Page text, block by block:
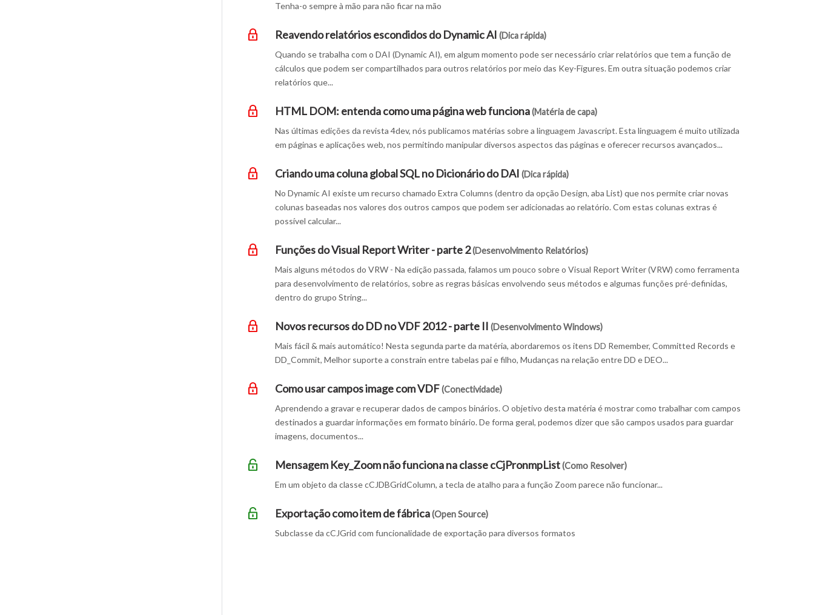
Tenha-o sempre à mão para não ficar na mão
Reavendo relatórios escondidos do Dynamic AI (Dica rápida)
Quando se trabalha com o DAI (Dynamic AI), em algum momento pode ser necessário criar relatórios que tem a função de
cálculos que podem ser compartilhados para outros relatórios por meio das Key-Figures. Em outra situação podemos criar
relatórios que...
HTML DOM: entenda como uma página web funciona(Matéria de capa)
Nas últimas edições da revista 4dev, nós publicamos matérias sobre a linguagem Javascript. Esta linguagem é muito utilizada
em páginas e aplicações web, nos permitindo manipular diversos aspectos das páginas e oferecer recursos avançados...
Criando uma coluna global SQL no Dicionário do DAI (Dica rápida)
No Dynamic AI existe um recurso chamado Extra Columns (dentro da opção Design, aba List) que nos permite criar novas
colunas baseadas nos valores dos outros campos que podem ser adicionadas ao relatório. Com estas colunas extras é
possível calcular...
Funções do Visual Report Writer - parte 2(Desenvolvimento Relatórios)
Mais alguns métodos do VRW - Na edição passada, falamos um pouco sobre o Visual Report Writer (VRW) como ferramenta
para desenvolvimento de relatórios, sobre as regras básicas envolvendo seus métodos e algumas funções pré-definidas,
dentro do grupo String...
Novos recursos do DD no VDF 2012 - parte II (Desenvolvimento Windows)
Mais fácil & mais automático! Nesta segunda parte da matéria, abordaremos os itens DD Remember, Committed Records e
DD_Commit, Melhor suporte a constrain entre tabelas pai e filho, Mudanças na relação entre DD e DEO...
Como usar campos image com VDF(Conectividade)
Aprendendo a gravar e recuperar dados de campos binários. O objetivo desta matéria é mostrar como trabalhar com campos
destinados a guardar informações em formato binário. De forma geral, podemos dizer que são campos usados para guardar
imagens, documentos...
Mensagem Key_Zoom não funciona na classe cCjPronmpList(Como Resolver)
Em um objeto da classe cCJDBGridColumn, a tecla de atalho para a função Zoom parece não funcionar...
Exportação como item de fábrica(Open Source)
Subclasse da cCJGrid com funcionalidade de exportação para diversos formatos